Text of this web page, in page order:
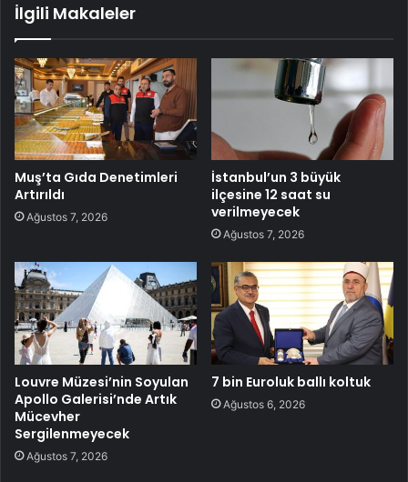
İlgili Makaleler
Muş’ta Gıda Denetimleri
Artırıldı
Ağustos 7, 2026
İstanbul’un 3 büyük
ilçesine 12 saat su
verilmeyecek
Ağustos 7, 2026
Louvre Müzesi’nin Soyulan
Apollo Galerisi’nde Artık
Mücevher
Sergilenmeyecek
Ağustos 7, 2026
7 bin Euroluk ballı koltuk
Ağustos 6, 2026